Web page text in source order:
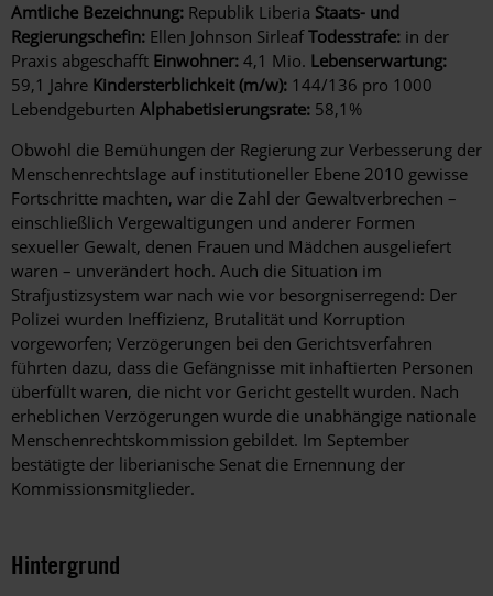
Amtliche Bezeichnung: Republik Liberia Staats- und
Regierungschefin: Ellen Johnson SirleafTodesstrafe: in der
Praxis abgeschafft Einwohner: 4,1 Mio. Lebenserwartung:
59,1 Jahre Kindersterblichkeit (m/w): 144/136 pro 1000
Lebendgeburten Alphabetisierungsrate: 58,1%
Obwohl die Bemühungen der Regierung zur Verbesserung der
Menschenrechtslage auf institutioneller Ebene 2010 gewisse
Fortschritte machten, war die Zahl der Gewaltverbrechen –
einschließlich Vergewaltigungen und anderer Formen
sexueller Gewalt, denen Frauen und Mädchen ausgeliefert
waren – unverändert hoch. Auch die Situation im
Strafjustizsystem war nach wie vor besorgniserregend: Der
Polizei wurden Ineffizienz, Brutalität und Korruption
vorgeworfen; Verzögerungen bei den Gerichtsverfahren
führten dazu, dass die Gefängnisse mit inhaftierten Personen
überfüllt waren, die nicht vor Gericht gestellt wurden. Nach
erheblichen Verzögerungen wurde die unabhängige nationale
Menschenrechtskommission gebildet. Im September
bestätigte der liberianische Senat die Ernennung der
Kommissionsmitglieder.
Hintergrund